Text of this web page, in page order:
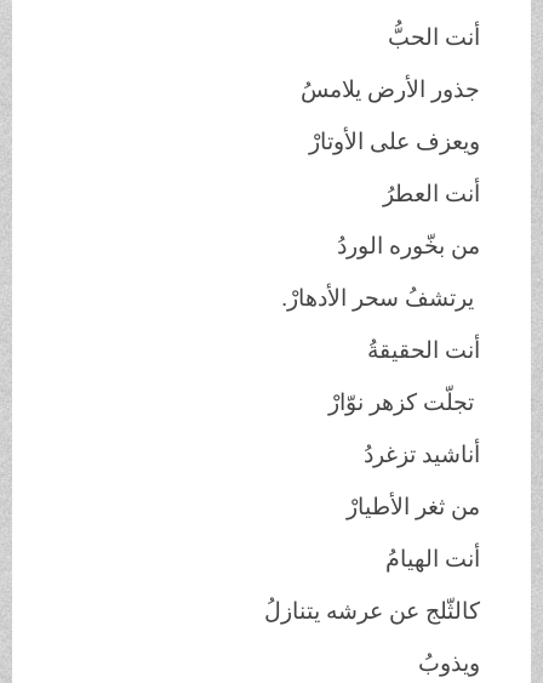
أنت الحبُّ
جذور الأرض يلامسُ
ويعزف على الأوتارْ
أنت العطرُ
من بخّوره الوردُ
يرتشفُ سحر الأدهارْ.
أنت الحقيقةُ
تجلّت كزهر نوّارْ
أناشيد تزغردُ
من ثغر الأطيارْ
أنت الهيامُ
كالثّلج عن عرشه يتنازلُ
ويذوبُ